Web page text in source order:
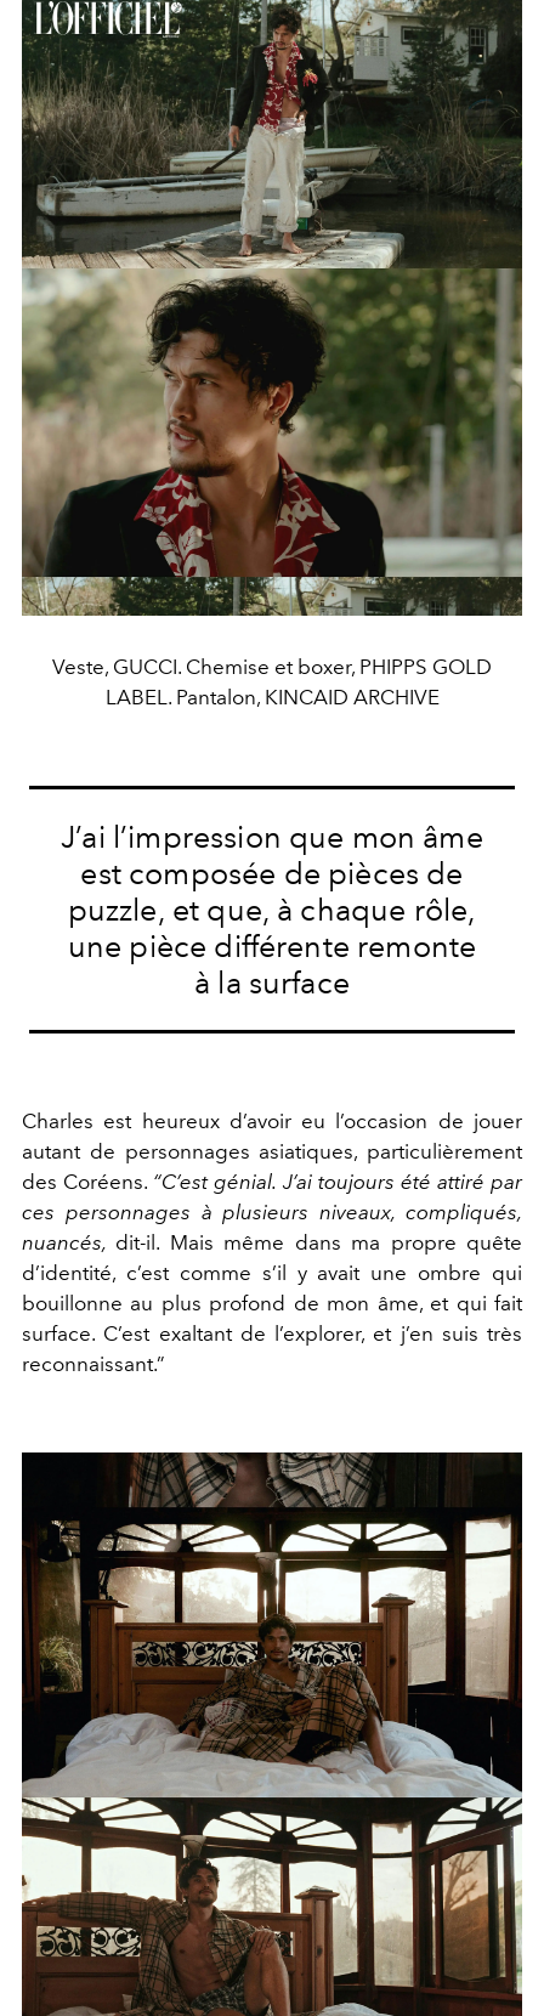
Veste, GUCCI. Chemise et boxer, PHIPPS GOLD
LABEL. Pantalon, KINCAID ARCHIVE
J’ai l’impression que mon âme
est composée de pièces de
puzzle, et que, à chaque rôle,
une pièce différente remonte
à la surface
Charles est heureux d’avoir eu l’occasion de jouer
autant de personnages asiatiques, particulièrement
des Coréens. “C’est génial. J’ai toujours été attiré par
ces personnages à plusieurs niveaux, compliqués,
nuancés, dit-il. Mais même dans ma propre quête
d’identité, c’est comme s’il y avait une ombre qui
bouillonne au plus profond de mon âme, et qui fait
surface. C’est exaltant de l’explorer, et j’en suis très
reconnaissant.”